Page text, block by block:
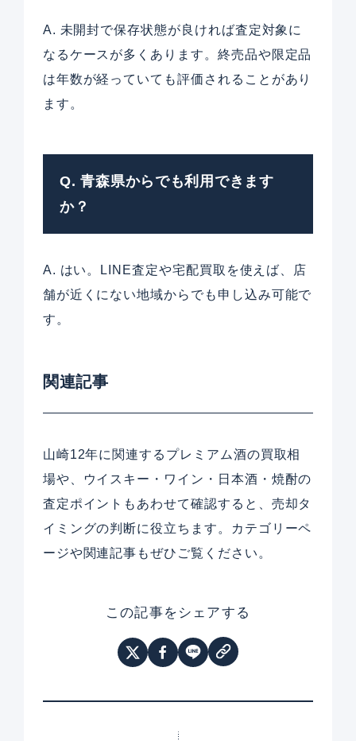
A. 未開封で保存状態が良ければ査定対象に
なるケースが多くあります。終売品や限定品
は年数が経っていても評価されることがあり
ます。
Q. 青森県からでも利用できます
か？
A. はい。LINE査定や宅配買取を使えば、店
舗が近くにない地域からでも申し込み可能で
す。
関連記事
山崎12年に関連するプレミアム酒の買取相
場や、ウイスキー・ワイン・日本酒・焼酎の
査定ポイントもあわせて確認すると、売却タ
イミングの判断に役立ちます。カテゴリーペ
ージや関連記事もぜひご覧ください。
この記事をシェアする